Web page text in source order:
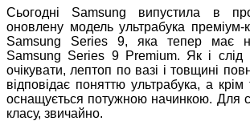
Сьогодні Samsung випустила в
оновлену модель ультрабука преміум-
Samsung Series 9, яка тепер має
Samsung Series 9 Premium. Як і слід
очікувати, лептоп по вазі і товщині
відповідає поняттю ультрабука, а крім
оснащується потужною начинкою. Для
класу, звичайно.